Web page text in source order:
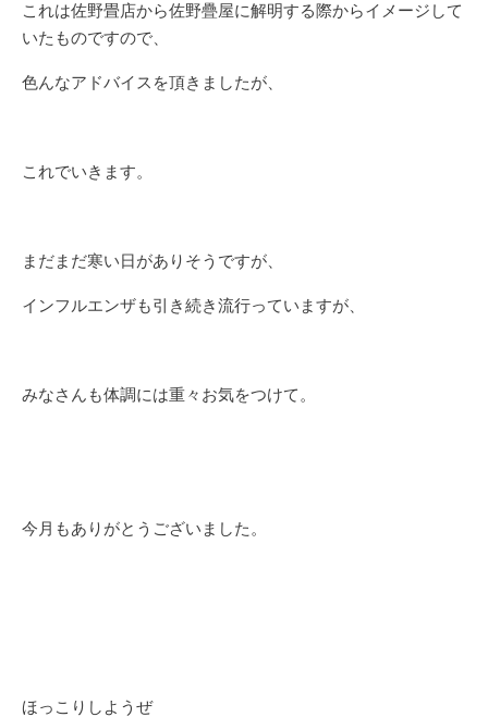
これは佐野畳店から佐野疊屋に解明する際からイメージして
いたものですので、
色んなアドバイスを頂きましたが、
これでいきます。
まだまだ寒い日がありそうですが、
インフルエンザも引き続き流行っていますが、
みなさんも体調には重々お気をつけて。
今月もありがとうございました。
ほっこりしようぜ